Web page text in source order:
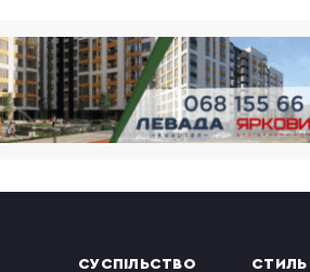
СУСПІЛЬСТВО